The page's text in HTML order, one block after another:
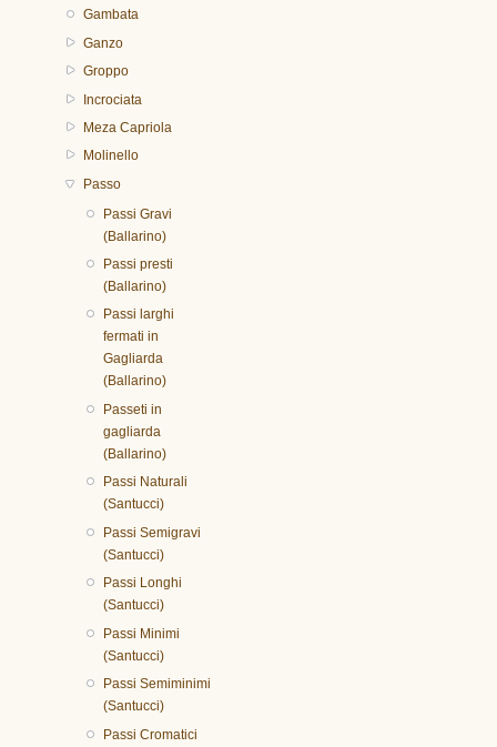
Gambata
Ganzo
Groppo
Incrociata
Meza Capriola
Molinello
Passo
Passi Gravi
(Ballarino)
Passi presti
(Ballarino)
Passi larghi
fermati in
Gagliarda
(Ballarino)
Passeti in
gagliarda
(Ballarino)
Passi Naturali
(Santucci)
Passi Semigravi
(Santucci)
Passi Longhi
(Santucci)
Passi Minimi
(Santucci)
Passi Semiminimi
(Santucci)
Passi Cromatici